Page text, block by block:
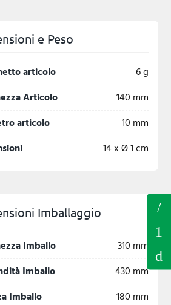
e Peso
articolo
6 g
Articolo
140 mm
articolo
10 mm
14 x Ø 1 cm
Imballaggio
Imballo
310 mm
Imballo
430 mm
Imballo
180 mm